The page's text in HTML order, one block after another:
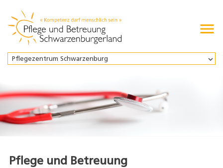
Pflegezentrum Schwarzenburg

Pflege und Betreuung